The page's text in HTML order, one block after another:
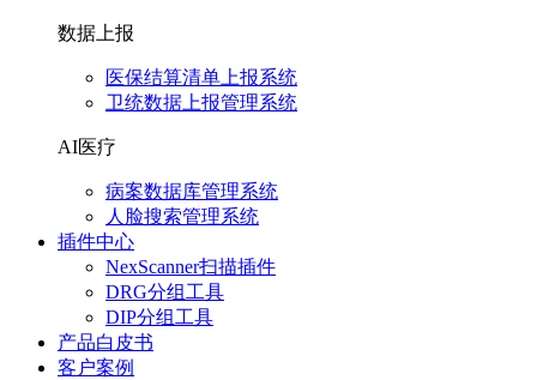
数据上报
医保结算清单上报系统
卫统数据上报管理系统
AI医疗
病案数据库管理系统
人脸搜索管理系统
插件中心
NexScanner扫描插件
DRG分组工具
DIP分组工具
产品白皮书
客户案例